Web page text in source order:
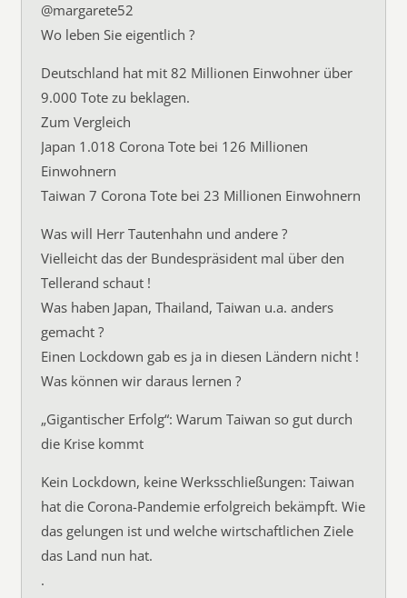
@margarete52
Wo leben Sie eigentlich ?
Deutschland hat mit 82 Millionen Einwohner über
9.000 Tote zu beklagen.
Zum Vergleich
Japan 1.018 Corona Tote bei 126 Millionen
Einwohnern
Taiwan 7 Corona Tote bei 23 Millionen Einwohnern
Was will Herr Tautenhahn und andere ?
Vielleicht das der Bundespräsident mal über den
Tellerand schaut !
Was haben Japan, Thailand, Taiwan u.a. anders
gemacht ?
Einen Lockdown gab es ja in diesen Ländern nicht !
Was können wir daraus lernen ?
„Gigantischer Erfolg“: Warum Taiwan so gut durch
die Krise kommt
Kein Lockdown, keine Werksschließungen: Taiwan
hat die Corona-Pandemie erfolgreich bekämpft. Wie
das gelungen ist und welche wirtschaftlichen Ziele
das Land nun hat.
.